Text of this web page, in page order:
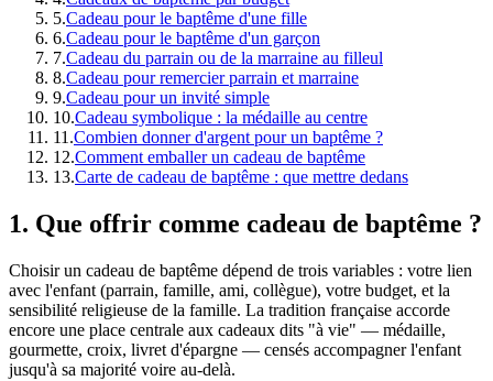
5.Cadeau pour le baptême d'une fille
6.Cadeau pour le baptême d'un garçon
7.Cadeau du parrain ou de la marraine au filleul
8.Cadeau pour remercier parrain et marraine
9.Cadeau pour un invité simple
10.Cadeau symbolique : la médaille au centre
11 .Combien donner d'argent pour un baptême ?
12.Comment emballer un cadeau de baptême
13.Carte de cadeau de baptême : que mettre dedans
1. Que offrir comme cadeau de baptême ?
Choisir un cadeau de baptême dépend de trois variables : votre lien
avec l'enfant (parrain, famille, ami, collègue), votre budget, et la
sensibilité religieuse de la famille. La tradition française accorde
encore une place centrale aux cadeaux dits "à vie" — médaille,
gourmette, croix, livret d'épargne — censés accompagner l'enfant
jusqu'à sa majorité voire au-delà.